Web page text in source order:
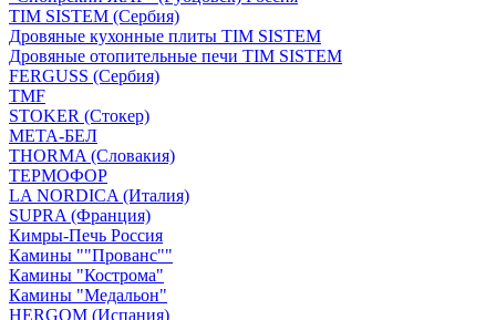
TIM SISTEM (Сербия)
Дровяные кухонные плиты TIM SISTEM
Дровяные отопительные печи TIM SISTEM
FERGUSS (Сербия)
TMF
STOKER (Стокер)
МЕТА-БЕЛ
THORMA (Словакия)
ТЕРМОФОР
LA NORDICA (Италия)
SUPRA (Франция)
Кимры-Печь Россия
Камины ""Прованс""
Камины "Кострома"
Камины "Медальон"
HERGOM (Испания)